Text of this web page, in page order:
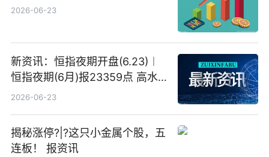
2026-06-23
新资讯：恒指夜期开盘(6.23)︱
恒指夜期(6月)报23359点 高水
23点
2026-06-23
揭秘涨停?|?这只小金属个股，五
连板！ 报资讯